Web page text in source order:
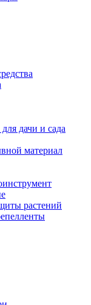
дачи и сада
материал
растений